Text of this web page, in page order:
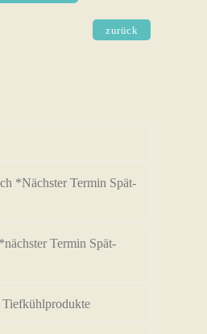
zurück
*Nächster Termin Spät-
Termin Spät-
Tiefkühlprodukte